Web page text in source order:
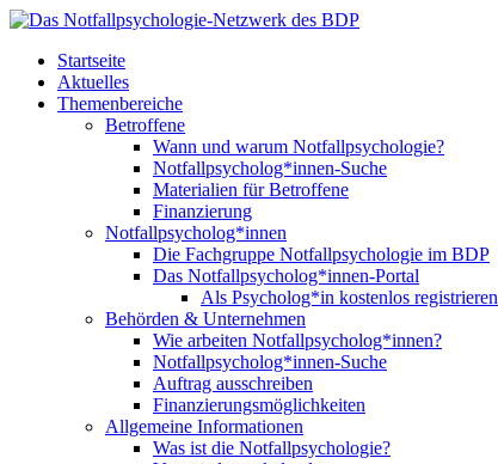
Startseite
Aktuelles
Themenbereiche
Betroffene
Wann und warum Notfallpsychologie?
Notfallpsycholog*innen-Suche
Materialien für Betroffene
Finanzierung
Notfallpsycholog*innen
Die Fachgruppe Notfallpsychologie im BDP
Das Notfallpsycholog*innen-Portal
Als Psycholog*in kostenlos registrieren
Behörden & Unternehmen
Wie arbeiten Notfallpsycholog*innen?
Notfallpsycholog*innen-Suche
Auftrag ausschreiben
Finanzierungsmöglichkeiten
Allgemeine Informationen
Was ist die Notfallpsychologie?